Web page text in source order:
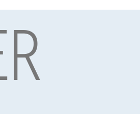
pour répondre aux
en termes de